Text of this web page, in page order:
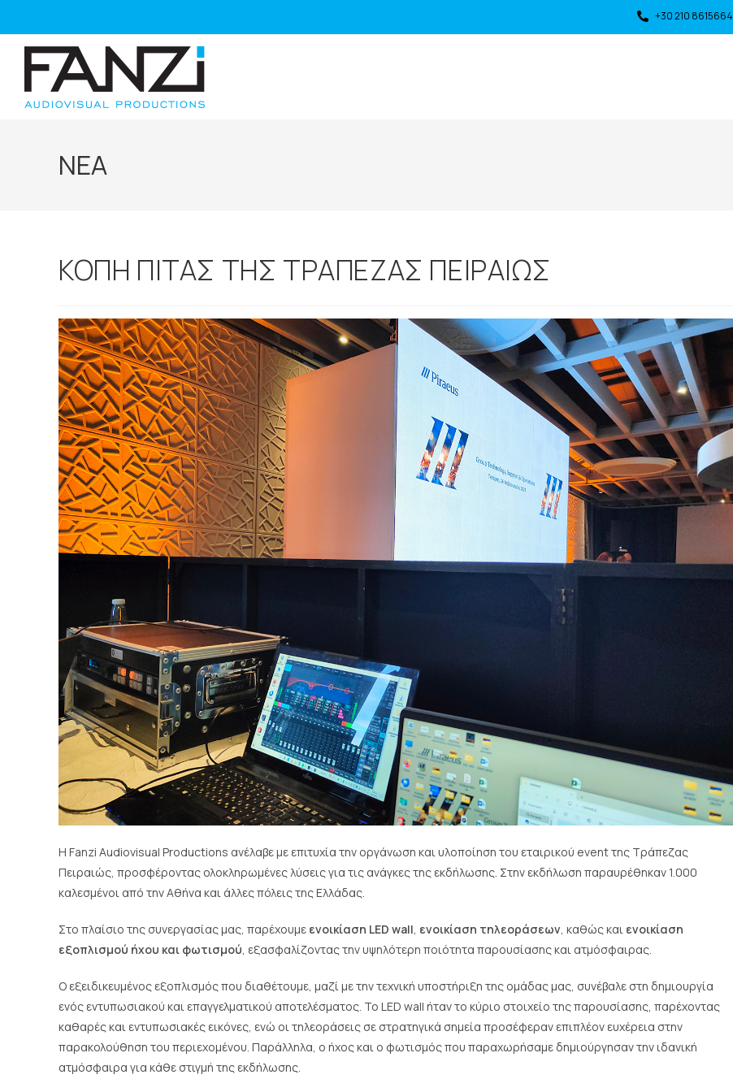
+30 210 8615664
ΝΕΑ
ΚΟΠΗ ΠΙΤΑΣ ΤΗΣ ΤΡΑΠΕΖΑΣ ΠΕΙΡΑΙΩΣ
Η Fanzi Audiovisual Productions ανέλαβε με επιτυχία την οργάνωση και υλοποίηση του εταιρικού event της Τράπεζας
Πειραιώς, προσφέροντας ολοκληρωμένες λύσεις για τις ανάγκες της εκδήλωσης. Στην εκδήλωση παραυρέθηκαν 1.000
καλεσμένοι από την Αθήνα και άλλες πόλεις της Ελλάδας.
Στο πλαίσιο της συνεργασίας μας, παρέχουμε ενοικίαση LED wall, ενοικίαση τηλεοράσεων, καθώς και ενοικίαση
εξοπλισμού ήχου και φωτισμού, εξασφαλίζοντας την υψηλότερη ποιότητα παρουσίασης και ατμόσφαιρας.
Ο εξειδικευμένος εξοπλισμός που διαθέτουμε, μαζί με την τεχνική υποστήριξη της ομάδας μας, συνέβαλε στη δημιουργία
ενός εντυπωσιακού και επαγγελματικού αποτελέσματος. Το LED wall ήταν το κύριο στοιχείο της παρουσίασης, παρέχοντας
καθαρές και εντυπωσιακές εικόνες, ενώ οι τηλεοράσεις σε στρατηγικά σημεία προσέφεραν επιπλέον ευχέρεια στην
παρακολούθηση του περιεχομένου. Παράλληλα, ο ήχος και ο φωτισμός που παραχωρήσαμε δημιούργησαν την ιδανική
ατμόσφαιρα για κάθε στιγμή της εκδήλωσης.